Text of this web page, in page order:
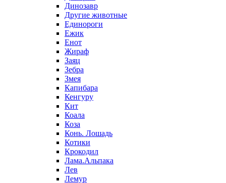
Динозавр
Другие животные
Единороги
Ежик
Енот
Жираф
Заяц
Зебра
Змея
Капибара
Кенгуру
Кит
Коала
Коза
Конь. Лошадь
Котики
Крокодил
Лама.Альпака
Лев
Лемур